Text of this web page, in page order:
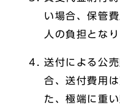
い場合、保管
人の負担となり
送付による公
合、送付費用
た、極端に重